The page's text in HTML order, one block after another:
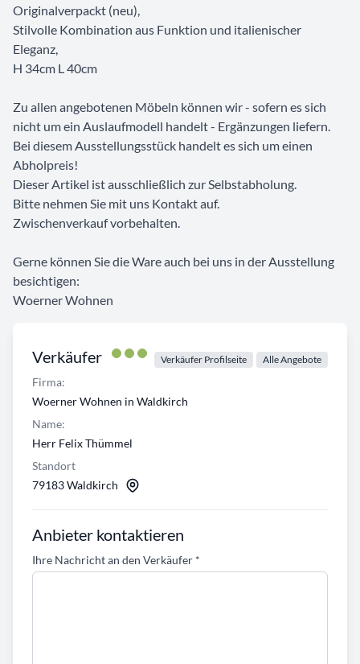
Verkäufer Verkäufer Profilseite Alle Angebote
Firma:
Woerner Wohnen in Waldkirch
Name:
Herr Felix Thümmel
Standort
79183 Waldkirch
Anbieter kontaktieren
Ihre Nachricht an den Verkäufer *
Originalverpackt (neu),
Stilvolle Kombination aus Funktion und italienischer
Eleganz,
H 34cm L 40cm
Zu allen angebotenen Möbeln können wir - sofern es sich
nicht um ein Auslaufmodell handelt - Ergänzungen liefern.
Bei diesem Ausstellungsstück handelt es sich um einen
Abholpreis!
Dieser Artikel ist ausschließlich zur Selbstabholung.
Bitte nehmen Sie mit uns Kontakt auf.
Zwischenverkauf vorbehalten.
Gerne können Sie die Ware auch bei uns in der Ausstellung
besichtigen:
Woerner Wohnen